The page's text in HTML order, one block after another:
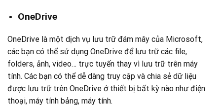
OneDrive
OneDrive là một dịch vụ lưu trữ đám mây của Microsoft,
các bạn có thể sử dụng OneDrive để lưu trữ các file,
folders, ảnh, video… trực tuyến thay vì lưu trữ trên máy
tính. Các bạn có thể dễ dàng truy cập và chia sẻ dữ liệu
được lưu trữ trên OneDrive ở thiết bị bất kỳ nào như điện
thoại, máy tính bảng, máy tính.